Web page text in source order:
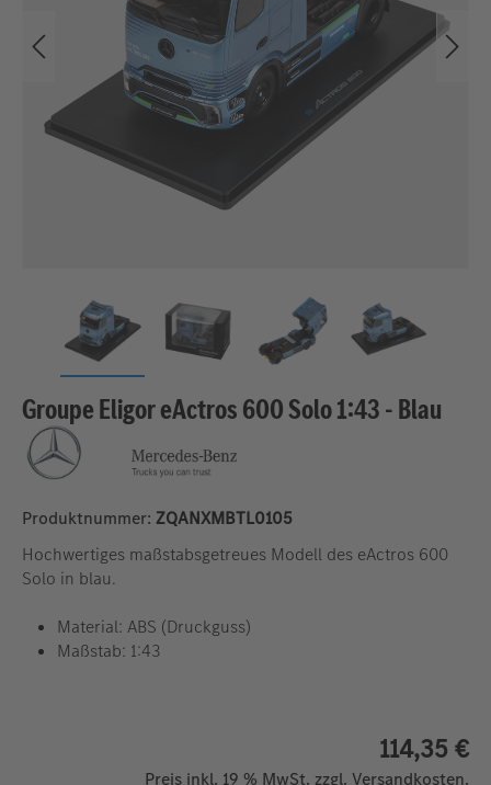
Groupe Eligor eActros 600 Solo 1:43 - Blau
Produktnummer: ZQANXMBTL0105
Hochwertiges maßstabsgetreues Modell des eActros 600
Solo in blau.
Material: ABS (Druckguss)
Maßstab: 1:43
114,35 €
Preis inkl. 19 % MwSt. zzgl. Versandkosten.